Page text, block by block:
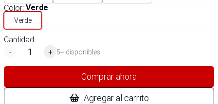
Color: Verde
Verde
Cantidad:
-
+ 5+ disponibles
Comprar ahora
Agregar al carrito